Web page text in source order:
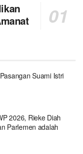
Suami Istri
2026, Rieke Diah
Parlemen adalah